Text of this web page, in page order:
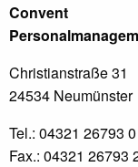
Convent
Christianstraße 31
24534 Neumünster
Tel.: 04321 26793 0
Fax.: 04321 26793